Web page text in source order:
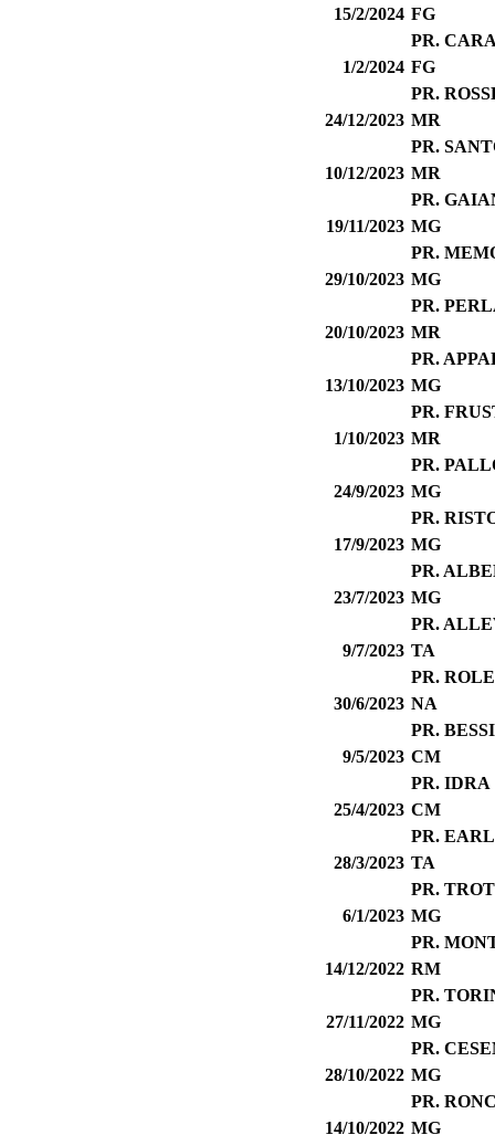
15/2/2024 FG
PR.
1/2/2024 FG
PR.
24/12/2023 MR
PR.
10/12/2023 MR
PR.
19/11/2023 MG
PR.
29/10/2023 MG
PR.
20/10/2023 MR
PR.
13/10/2023 MG
PR.
1/10/2023 MR
PR.
24/9/2023 MG
PR.
17/9/2023 MG
PR.
23/7/2023 MG
PR.
9/7/2023 TA
PR.
30/6/2023 NA
PR.
9/5/2023 CM
PR. IDRA
25/4/2023 CM
PR.
28/3/2023 TA
PR.
6/1/2023 MG
PR.
14/12/2022 RM
PR.
27/11/2022 MG
PR.
28/10/2022 MG
PR.
14/10/2022 MG